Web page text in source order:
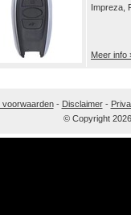
Impreza,
Meer info
voorwaarden- Disclaimer-
© Copyright